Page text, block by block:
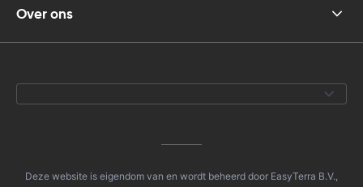
Over ons
Deze website is eigendom van en wordt beheerd door EasyTerra B.V.,